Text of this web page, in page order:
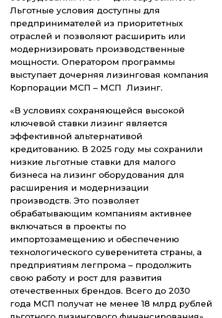
Льготные условия доступны для
предпринимателей из приоритетных
отраслей и позволяют расширить или
модернизировать производственные
мощности. Оператором программы
выступает дочерняя лизинговая компания
Корпорации МСП – МСП Лизинг.
«В условиях сохраняющейся высокой
ключевой ставки лизинг является
эффективной альтернативой
кредитованию. В 2025 году мы сохранили
низкие льготные ставки для малого
бизнеса на лизинг оборудования для
расширения и модернизации
производств. Это позволяет
обрабатывающим компаниям активнее
включаться в проекты по
импортозамещению и обеспечению
технологического суверенитета страны, а
предприятиям легпрома – продолжить
свою работу и рост для развития
отечественных брендов. Всего до 2030
года МСП получат не менее 18 млрд рублей